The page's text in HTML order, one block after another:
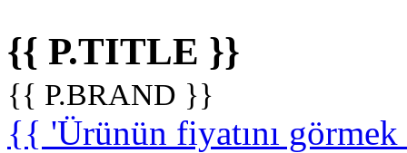
{{ P.TITLE }}
{{ P.BRAND }}
{{ 'Ürünün fiyatını